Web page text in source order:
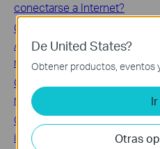
conectarse a Internet?
Cómo conectarse a Internet
Asistente integrado de
modem en modo bridge
Cómo configurar el filtrado de
router TP-Link
Cómo configurar el filtro de
inalámbrico TP-Link
De United States?
Obtener productos, eventos
Ir
Otras